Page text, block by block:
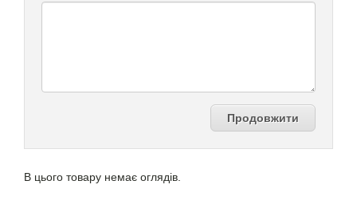
Продовжити
В цього товару немає оглядів.